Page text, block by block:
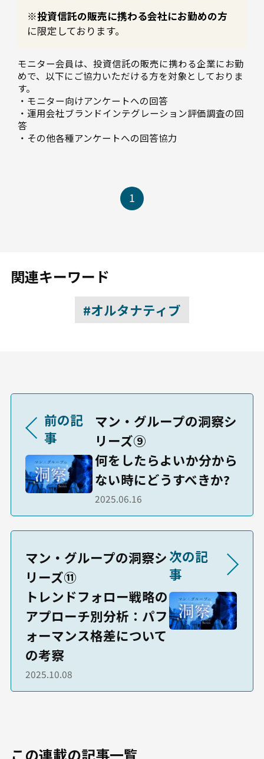
※投資信託の販売に携わる会社にお勤めの方
に限定しております。
モニター会員は、投資信託の販売に携わる企業にお勤
めで、以下にご協力いただける方を対象としておりま
す。
・モニター向けアンケートへの回答
・運用会社ブランドインテグレーション評価調査の回
答
・その他各種アンケートへの回答協力
1
関連キーワード
#オルタナティブ
前の記
事
マン・グループの洞察シ
リーズ⑨
何をしたらよいか分から
ない時にどうすべきか?
2025.06.16
次の記
事
マン・グループの洞察シ
リーズ⑪
トレンドフォロー戦略の
アプローチ別分析：パフ
ォーマンス格差について
の考察
2025.10.08
この連載の記事一覧